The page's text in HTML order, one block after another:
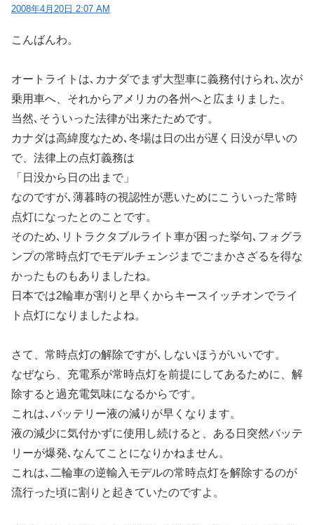
2008年4月20日 2:07 AM
こんばんわ。
オートライトは､カナダでまず大型車に義務付けられ､次が
乗用車へ、それからアメリカの各州へと広まりました。
当然､そういった法律が出来たためです。
カナダは高緯度なため､冬場は日の出が遅く日没が早いの
で、法律上の点灯義務は
「日没から日の出まで」
なのですが､薄暮時の視認性が悪いためにこういった常時
点灯になったとのことです。
そのため､リトラクタブルライト車が困った挙句､フォグラ
ンプの常時点灯でモデルチェンジまでごまかさざるを得な
かったものもありましたね。
日本では2輪車が割りと早くからキースイッチオンでライ
ト点灯になりましたよね。
さて、常時点灯の解除ですが､しないほうがいいです。
なぜなら、充電系が常時点灯を前提にしてあるために、解
除すると過充電気味になるからです。
これは､バッテリー液の減りが早くなります。
液の減少に気付かずに使用し続けると、ある日突然バッテ
リーが爆発､なんてことになりかねません。
これは､二輪車の逆輸入モデルの常時点灯を解除するのが
流行った頃に割りと起きていたのですよ。